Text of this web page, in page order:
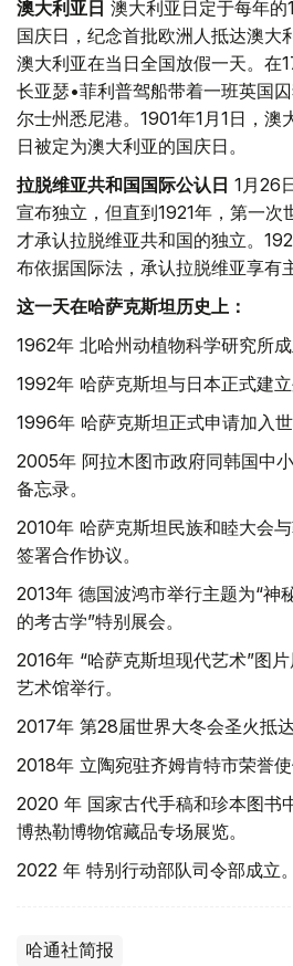
澳大利亚日 澳大利亚日定于每年
国庆日，纪念首批欧洲人抵达澳大
澳大利亚在当日全国放假一天。在
长亚瑟•菲利普驾船带着一班英国
尔士州悉尼港。1901年1月1日，澳
日被定为澳大利亚的国庆日。
拉脱维亚共和国国际公认日 1月26
宣布独立，但直到1921年，第一次
才承认拉脱维亚共和国的独立。
布依据国际法，承认拉脱维亚享有
这一天在哈萨克斯坦历史上：
1962年 北哈州动植物科学研究所成
1992年 哈萨克斯坦与日本正式建立
1996年 哈萨克斯坦正式申请加入世
2005年 阿拉木图市政府同韩国中
备忘录。
2010年 哈萨克斯坦民族和睦大会
签署合作协议。
2013年 德国波鸿市举行主题为“神
的考古学”特别展会。
2016年 “哈萨克斯坦现代艺术”图
艺术馆举行。
2017年 第28届世界大冬会圣火抵达
2018年 立陶宛驻齐姆肯特市荣誉使
2020 年 国家古代手稿和珍本图书
博热勒博物馆藏品专场展览。
2022 年 特别行动部队司令部成立。
哈通社简报